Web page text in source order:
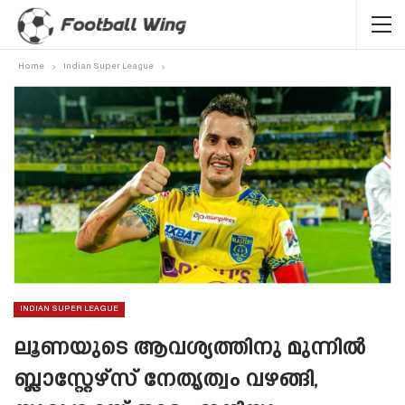
Home Indian Super League
INDIAN SUPER LEAGUE
ലൂണയുടെ ആവശ്യത്തിനു മുന്നിൽ
ബ്ലാസ്റ്റേഴ്‌സ് നേതൃത്വം വഴങ്ങി,